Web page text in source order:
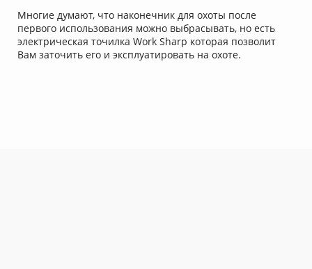
Многие думают, что наконечник для охоты после
первого использования можно выбрасывать, но есть
электрическая точилка Work Sharp которая позволит
Вам заточить его и эксплуатировать на охоте.